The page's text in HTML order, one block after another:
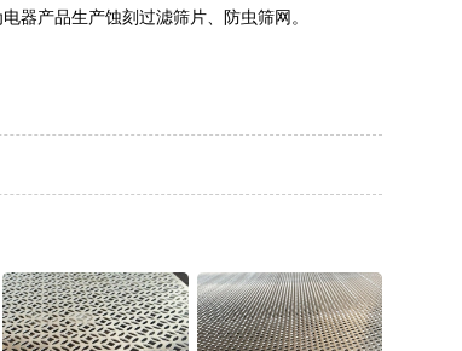
器产品生产蚀刻过滤筛片、防虫筛网。